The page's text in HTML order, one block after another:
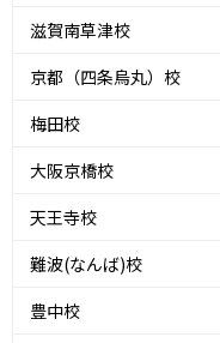
滋賀南草津校
京都（四条烏丸）校
梅田校
大阪京橋校
天王寺校
難波(なんば)校
豊中校